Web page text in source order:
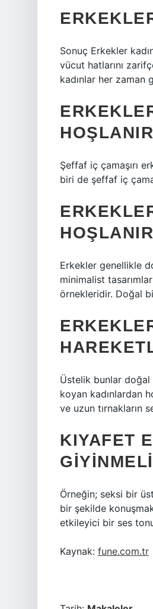
Sonuç Erkekler
vücut hatlarını
kadınlar her zaman
Şeffaf iç çamaşırı
biri de şeffaf iç
Erkekler genellikle
minimalist
örnekleridir. Doğal
Üstelik bunlar doğal
koyan kadınlardan
ve uzun tırnakların
KIYAFET
Örneğin; seksi bir
bir şekilde
etkileyici bir ses
Kaynak: fune.com.tr